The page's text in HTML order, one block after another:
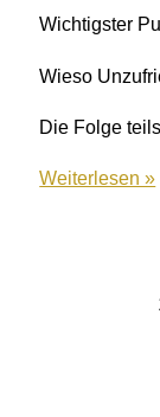
Wichtigster
Wieso
Die Folge
979:
Weiterlesen »